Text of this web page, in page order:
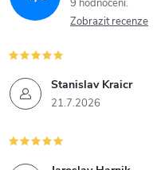
9 hodnocení
Zobrazit recenze
Stanislav Kraicr
21.7.2026